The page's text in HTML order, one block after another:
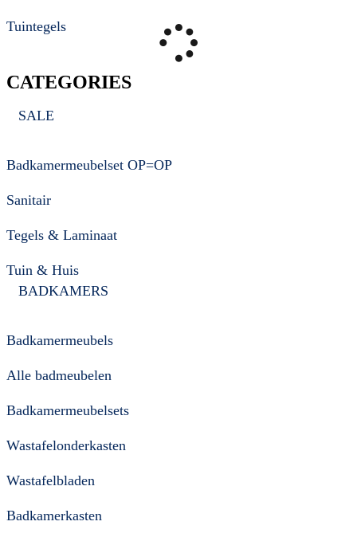
Tuintegels
CATEGORIES
SALE
Badkamermeubelset OP=OP
Sanitair
Tegels & Laminaat
Tuin & Huis
BADKAMERS
Badkamermeubels
Alle badmeubelen
Badkamermeubelsets
Wastafelonderkasten
Wastafelbladen
Badkamerkasten